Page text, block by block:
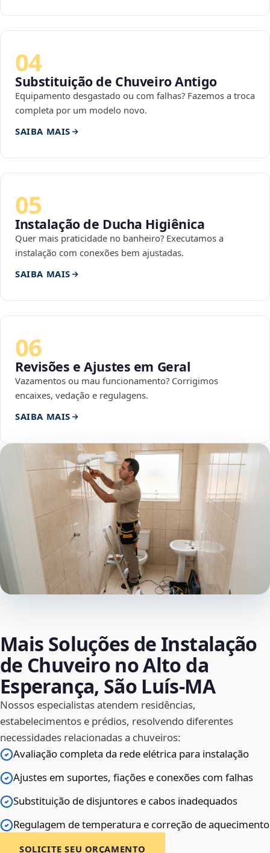
04
Substituição de Chuveiro Antigo
Equipamento desgastado ou com falhas? Fazemos a troca
completa por um modelo novo.
SAIBA MAIS
05
Instalação de Ducha Higiênica
Quer mais praticidade no banheiro? Executamos a
instalação com conexões bem ajustadas.
SAIBA MAIS
06
Revisões e Ajustes em Geral
Vazamentos ou mau funcionamento? Corrigimos
encaixes, vedação e regulagens.
SAIBA MAIS
Mais Soluções de Instalação
de Chuveiro no Alto da
Esperança, São Luís‑MA
Nossos especialistas atendem residências,
estabelecimentos e prédios, resolvendo diferentes
necessidades relacionadas a chuveiros:
Avaliação completa da rede elétrica para instalação
Ajustes em suportes, fiações e conexões com falhas
Substituição de disjuntores e cabos inadequados
Regulagem de temperatura e correção de aquecimento
SOLICITE SEU ORÇAMENTO